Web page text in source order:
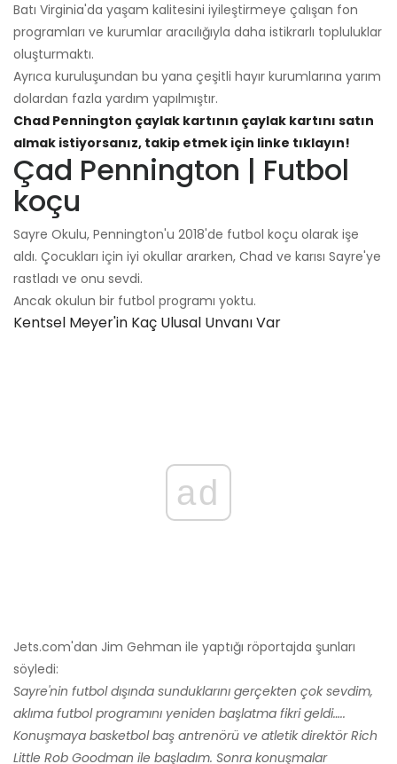
Batı Virginia'da yaşam kalitesini iyileştirmeye çalışan fon
programları ve kurumlar aracılığıyla daha istikrarlı topluluklar
oluşturmaktı.
Ayrıca kuruluşundan bu yana çeşitli hayır kurumlarına yarım
dolardan fazla yardım yapılmıştır.
Chad Pennington çaylak kartının çaylak kartını satın
almak istiyorsanız, takip etmek için linke tıklayın!
Çad Pennington | Futbol
koçu
Sayre Okulu, Pennington'u 2018'de futbol koçu olarak işe
aldı. Çocukları için iyi okullar ararken, Chad ve karısı Sayre'ye
rastladı ve onu sevdi.
Ancak okulun bir futbol programı yoktu.
Kentsel Meyer'in Kaç Ulusal Unvanı Var
ad
Jets.com'dan Jim Gehman ile yaptığı röportajda şunları
söyledi:
Sayre'nin futbol dışında sunduklarını gerçekten çok sevdim,
aklıma futbol programını yeniden başlatma fikri geldi…..
Konuşmaya basketbol baş antrenörü ve atletik direktör Rich
Little Rob Goodman ile başladım. Sonra konuşmalar